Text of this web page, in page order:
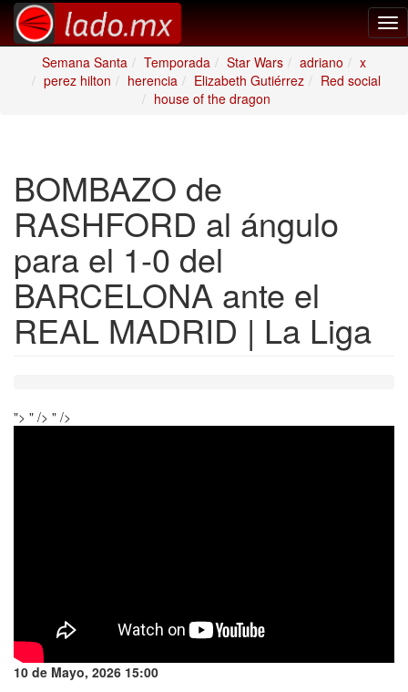
Semana Santa
Temporada Star Wars adriano
x
perez hilton
herencia Elizabeth Gutiérrez
Red social
house of the dragon
BOMBAZO de
RASHFORD al ángulo
para el 1-0 del
BARCELONA ante el
REAL MADRID | La Liga
"> " /> " />
10 de Mayo, 2026 15:00